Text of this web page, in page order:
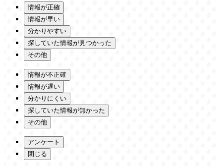
情報が正確
情報が早い
分かりやすい
探していた情報が見つかった
その他
情報が不正確
情報が遅い
分かりにくい
探していた情報が無かった
その他
アンケート
閉じる